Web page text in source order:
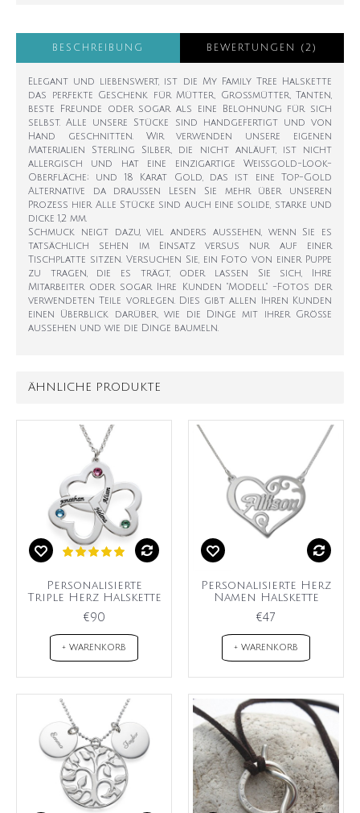
BESCHREIBUNG BEWERTUNGEN (2)
Elegant und liebenswert, ist die My Family Tree Halskette
das perfekte Geschenk für Mütter, Großmütter, Tanten,
beste Freunde oder sogar als eine Belohnung für sich
selbst. Alle unsere Stücke sind handgefertigt und von
Hand geschnitten. Wir verwenden unsere eigenen
Materialien Sterling Silber, die nicht anläuft, ist nicht
allergisch und hat eine einzigartige Weißgold-Look-
Oberfläche; und 18 Karat Gold, das ist eine Top-Gold
Alternative da draußen Lesen Sie mehr über unseren
Prozess hier Alle Stücke sind auch eine solide, starke und
dicke 1,2 mm.
Schmuck neigt dazu, viel anders aussehen, wenn Sie es
tatsächlich sehen im Einsatz versus nur auf einer
Tischplatte sitzen. Versuchen Sie, ein Foto von einer Puppe
zu tragen, die es trägt, oder lassen Sie sich, Ihre
Mitarbeiter oder sogar Ihre Kunden "Modell" -Fotos der
verwendeten Teile vorlegen. Dies gibt allen Ihren Kunden
einen Überblick darüber, wie die Dinge mit ihrer Größe
aussehen und wie die Dinge baumeln.
ÄHNLICHE PRODUKTE
Personalisierte
Triple Herz Halskette
€90
+ WARENKORB
Personalisierte Herz
Namen Halskette
€47
+ WARENKORB